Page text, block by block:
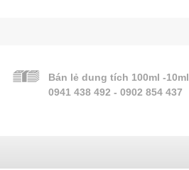
Bán lẻ dung tích 100ml -10ml
0941 438 492 - 0902 854 437